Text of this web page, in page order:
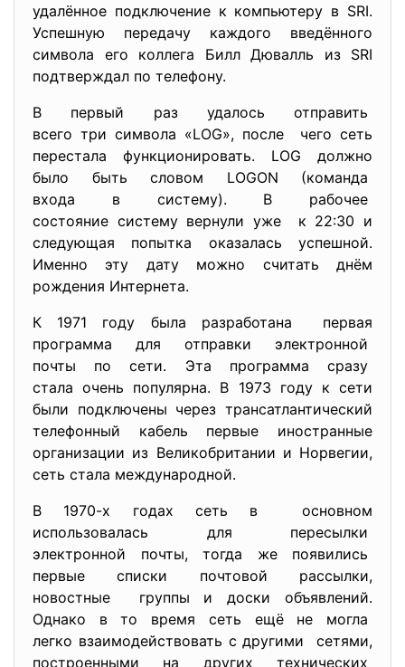
удалённое подключение к компьютеру в SRI.
Успешную передачу каждого введённого
символа его коллега Билл Дювалль из SRI
подтверждал по телефону.
В первый раз удалось отправить
всего три символа «LOG», после чего сеть
перестала функционировать. LOG должно
было быть словом LOGON (команда
входа в систему). В рабочее
состояние систему вернули уже к 22:30 и
следующая попытка оказалась успешной.
Именно эту дату можно считать днём
рождения Интернета.
К 1971 году была разработана первая
программа для отправки электронной
почты по сети. Эта программа сразу
стала очень популярна. В 1973 году к сети
были подключены через трансатлантический
телефонный кабель первые иностранные
организации из Великобритании и Норвегии,
сеть стала международной.
В 1970-х годах сеть в основном
использовалась для пересылки
электронной почты, тогда же появились
первые списки почтовой рассылки,
новостные группы и доски объявлений.
Однако в то время сеть ещё не могла
легко взаимодействовать сдругими сетями,
построенными на других технических